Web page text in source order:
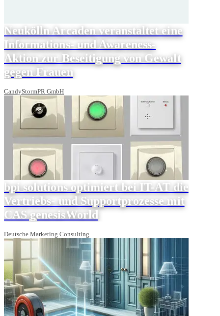
Neukölln Arcaden veranstaltet eine
Informations- und Awareness-
Aktion zur Beseitigung von Gewalt
gegen Frauen
CandyStormPR GmbH
bpi solutions optimiert bei IT-AT die
Vertriebs- und Supportprozesse mit
CAS genesisWorld
Deutsche Marketing Consulting